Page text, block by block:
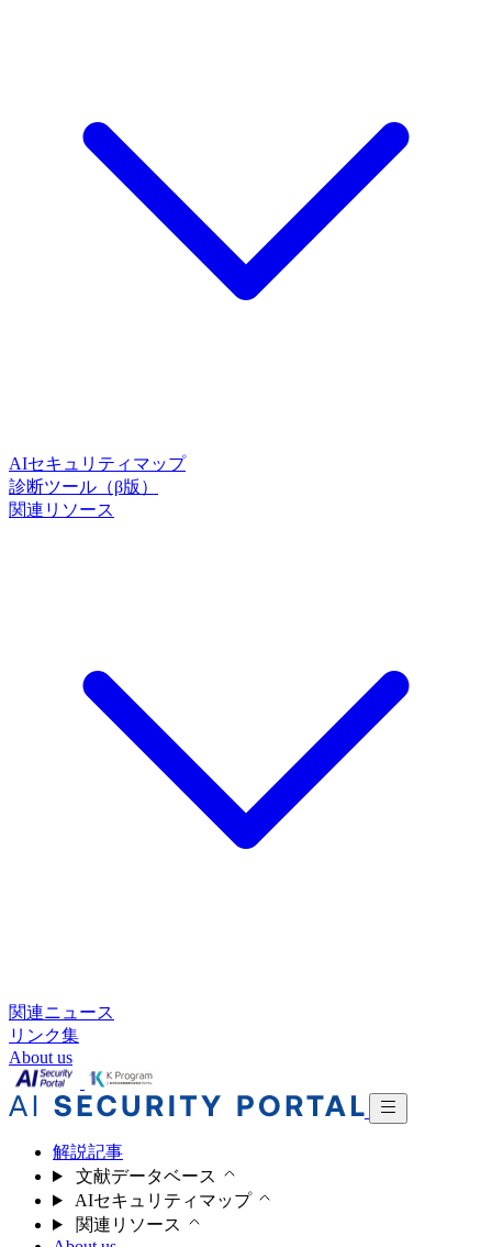
AIセキュリティマップ
診断ツール（β版）
関連リソース
関連ニュース
リンク集
About us
解説記事
文献データベース
AIセキュリティマップ
関連リソース